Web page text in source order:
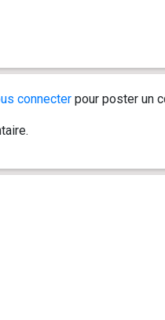
connecterpour poster un